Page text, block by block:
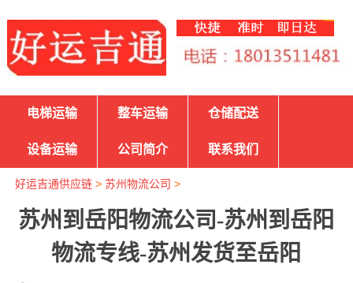
电梯运输 整车运输 仓储配送
设备运输 公司简介 联系我们
好运吉通供应链> 苏州物流公司 >
苏州到岳阳物流公司-苏州到岳阳
物流专线-苏州发货至岳阳